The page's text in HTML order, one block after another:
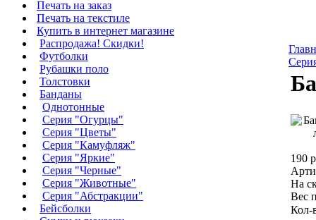
Печать на заказ
Печать на текстиле
Купить в интернет магазине
Распродажа! Скидки!
Футболки
Рубашки поло
Толстовки
Банданы
Однотонные
Серия "Огурцы"
Серия "Цветы"
Серия "Камуфляж"
Серия "Яркие"
Серия "Черные"
Серия "Животные"
Серия "Абстракции"
Бейсболки
190
На
Вес
Кол-